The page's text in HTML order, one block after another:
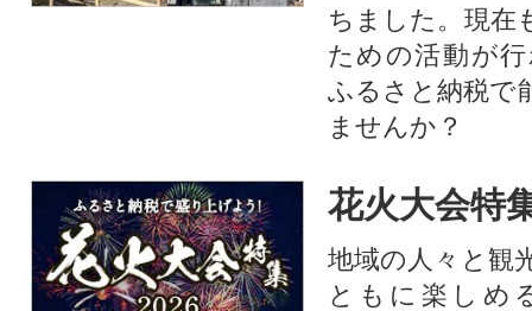
ちました。現在
ための活動が
ふるさと納税で
ませんか？
花火大会特
地域の人々と観
ともに楽しめ